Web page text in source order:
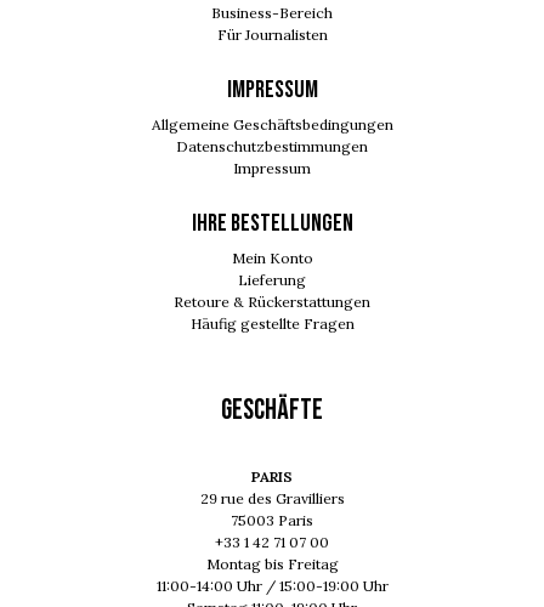
Business-Bereich
Für Journalisten
IMPRESSUM
Allgemeine Geschäftsbedingungen
Datenschutzbestimmungen
Impressum
Ihre Bestellungen
Mein Konto
Lieferung
Retoure & Rückerstattungen
Häufig gestellte Fragen
GESCHÄFTE
PARIS
29 rue des Gravilliers
75003 Paris
+33 1 42 71 07 00
Montag bis Freitag
11:00-14:00 Uhr / 15:00-19:00 Uhr